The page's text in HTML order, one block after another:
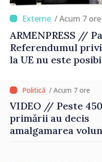
/ Acum 7 ore
ARMENPRESS //
Referendumul
la UE nu este
/ Acum 7 ore
VIDEO // Peste
primării au decis
amalgamarea